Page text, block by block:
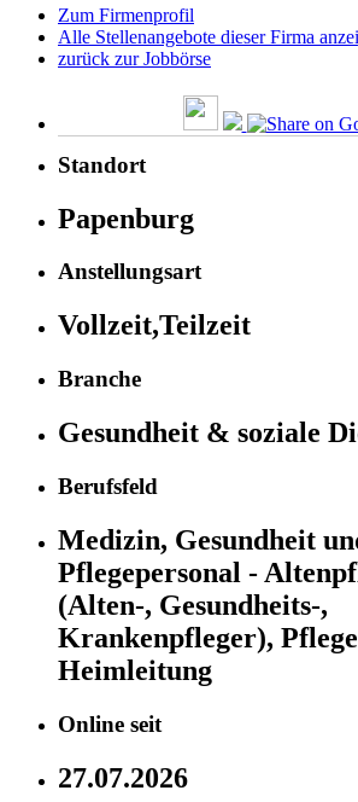
Zum Firmenprofil
Alle Stellenangebote dieser Firma
zurück zur Jobbörse
Standort
Papenburg
Anstellungsart
Vollzeit,Teilzeit
Branche
Gesundheit & soziale
Berufsfeld
Medizin, Gesundheit
Pflegepersonal -
(Alten-, Gesundheits-,
Krankenpfleger),
Heimleitung
Online seit
27.07.2026